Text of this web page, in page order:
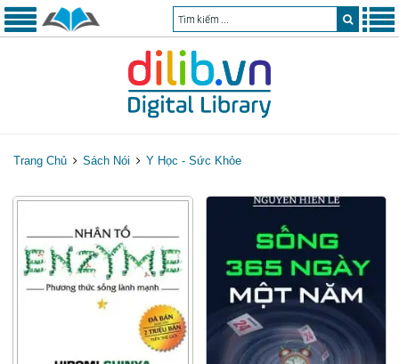
Trang Chủ Sách Nói Y Học - Sức Khỏe